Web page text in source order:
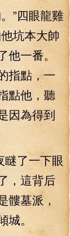
”四眼龍雞
坑本大帥
一番。
指點，一
點他，聽
因為得到
了一下眼
，這背后
髏墓派，
。